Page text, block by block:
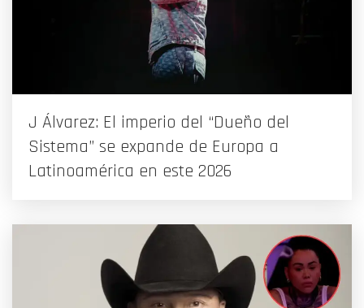
J Álvarez: El imperio del “Dueño del
Sistema” se expande de Europa a
Latinoamérica en este 2026